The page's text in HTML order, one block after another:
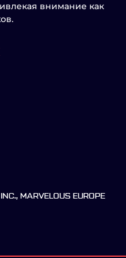
внимание как
MARVELOUS EUROPE